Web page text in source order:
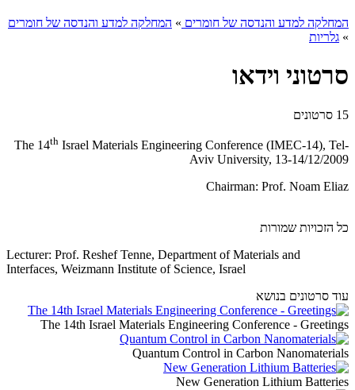
המחלקה למדע והנדסה של חומרים » המחלקה למדע והנדסה של חומרים
» גלריות
סרטוני וידאו
15 סרטונים
The 14th Israel Materials Engineering Conference (IMEC-14), Tel-
Aviv University, 13-14/12/2009
Chairman: Prof. Noam Eliaz
כל הזכויות שמורות
Lecturer: Prof. Reshef Tenne, Department of Materials and
Interfaces, Weizmann Institute of Science, Israel
עוד סרטונים בנושא
The 14th Israel Materials Engineering Conference - Greetings
Quantum Control in Carbon Nanomaterials
New Generation Lithium Batteries